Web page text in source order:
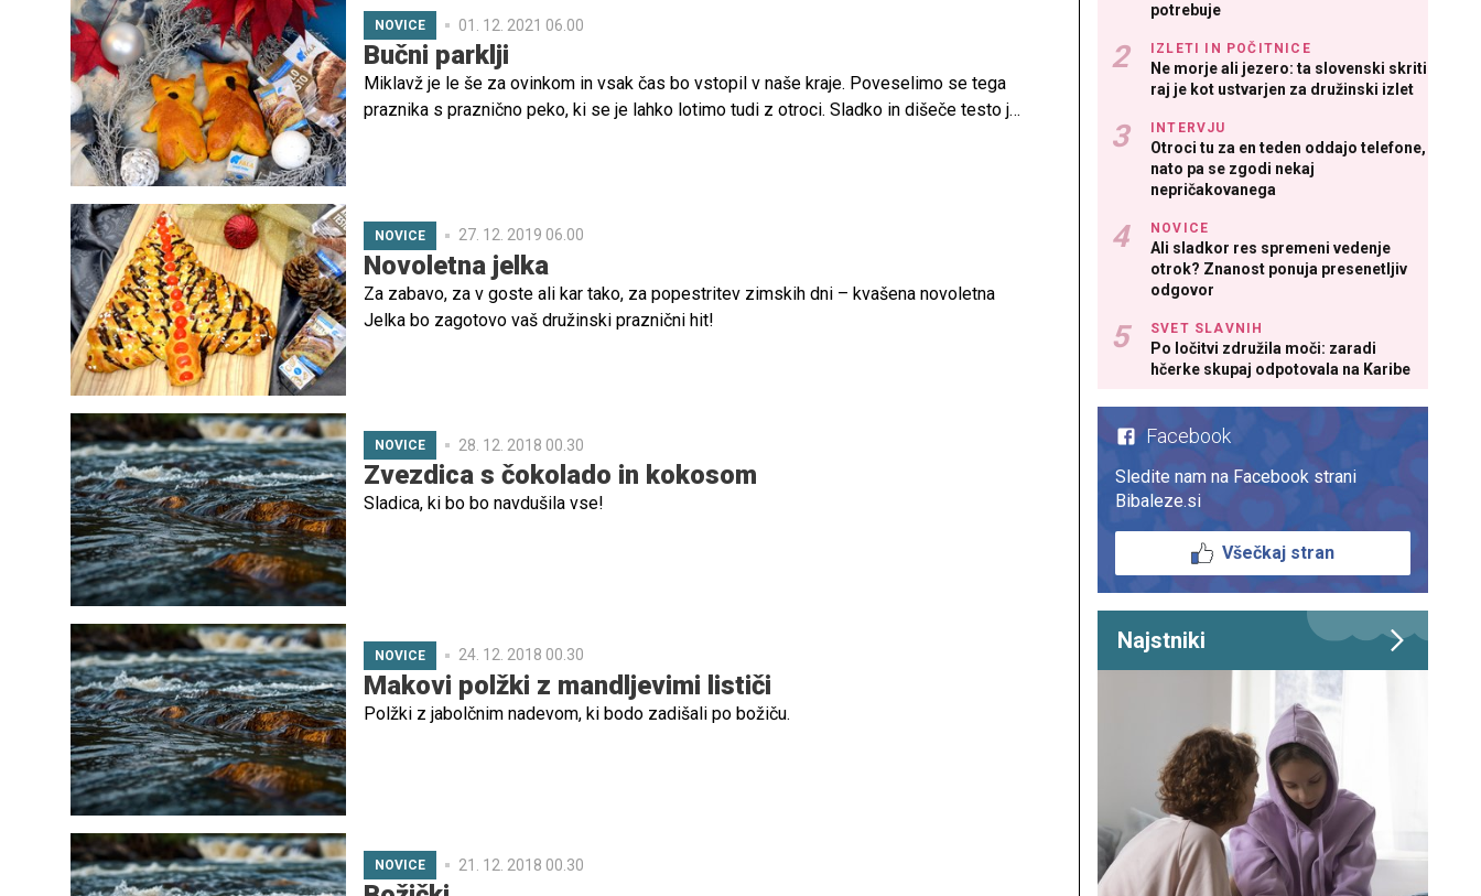
NOVICE 01. 12. 2021 06.00
Bučni parklji
Miklavž je le še za ovinkom in vsak čas bo vstopil v naše kraje. Poveselimo se tega
praznika s praznično peko, ki se je lahko lotimo tudi z otroci. Sladko in dišeče testo je
NOVICE 27. 12. 2019 06.00
Novoletna jelka
Za zabavo, za v goste ali kar tako, za popestritev zimskih dni – kvašena novoletna
Jelka bo zagotovo vaš družinski praznični hit!
NOVICE 28. 12. 2018 00.30
Zvezdica s čokolado in kokosom
Sladica, ki bo bo navdušila vse!
NOVICE 24. 12. 2018 00.30
Makovi polžki z mandljevimi lističi
Polžki z jabolčnim nadevom, ki bodo zadišali po božiču.
NOVICE 21. 12. 2018 00.30
potrebuje
IZLETI IN POČITNICE
Ne morje ali jezero: ta slovenski skriti
raj je kot ustvarjen za družinski izlet
INTERVJU
Otroci tu za en teden oddajo telefone,
nato pa se zgodi nekaj
nepričakovanega
NOVICE
Ali sladkor res spremeni vedenje
otrok? Znanost ponuja presenetljiv
odgovor
SVET SLAVNIH
Po ločitvi združila moči: zaradi
hčerke skupaj odpotovala na Karibe
Facebook
Sledite nam na Facebook strani
Bibaleze.si
Všečkaj stran
Najstniki